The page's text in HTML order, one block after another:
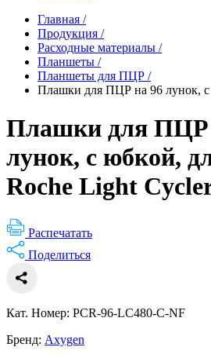
Главная /
Продукция /
Расходные материалы /
Планшеты /
Планшеты для ПЦР /
Плашки для ПЦР на 96 лунок,
Плашки для ПЦР
лунок, c юбкой,
Roche Light
Распечатать
Поделиться
Кат. Номер: PCR-96-LC480-C-NF
Бренд: Axygen